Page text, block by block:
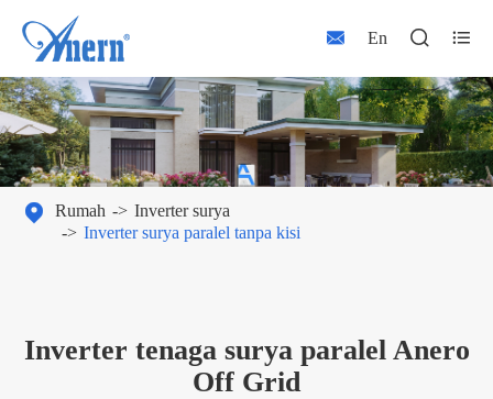
 En  
 Rumah
Inverter surya
Inverter surya paralel tanpa kisi
Inverter tenaga surya paralel Anero
Off Grid